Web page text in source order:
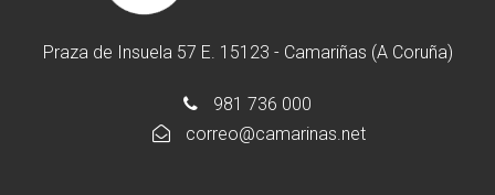
Praza de Insuela 57 E. 15123 - Camariñas (A Coruña)
981 736 000
correo@camarinas.net